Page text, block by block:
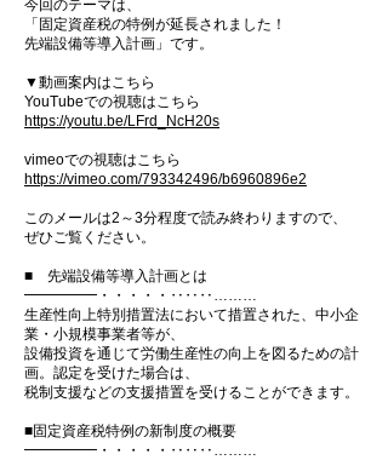
今回のテーマは、
「固定資産税の特例が延長されました！
先端設備等導入計画」です。
▼動画案内はこちら
YouTubeでの視聴はこちら
https://youtu.be/LFrd_NcH20s
vimeoでの視聴はこちら
https://vimeo.com/793342496/b6960896e2
このメールは2～3分程度で読み終わりますので、
ぜひご覧ください。
■ 先端設備等導入計画とは
━━━━━・・・・・‥‥‥………
生産性向上特別措置法において措置された、中小企
業・小規模事業者等が、
設備投資を通じて労働生産性の向上を図るための計
画。認定を受けた場合は、
税制支援などの支援措置を受けることができます。
■固定資産税特例の新制度の概要
━━━━━・・・・・‥‥‥………